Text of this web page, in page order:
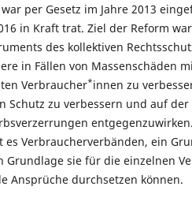
per Gesetz im Jahre 2013
in Kraft trat. Ziel der Reform
des kollektiven
in Fällen von Massenschäden
Verbraucher*innen zu
Schutz zu verbessern und auf
es Verbraucherverbänden, ein
Grundlage sie für die einzelnen
Ansprüche durchsetzen können.